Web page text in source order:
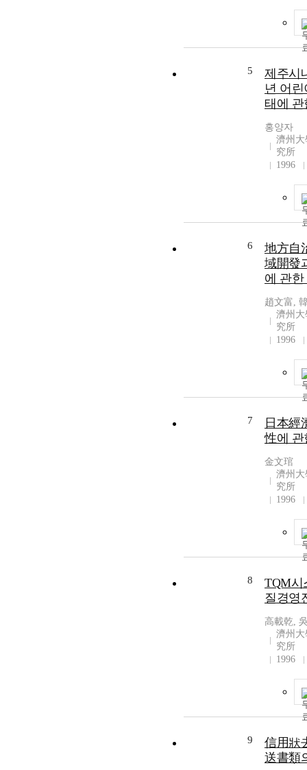
5
제주시
년 어
태에
홍양자
濟州
究所
1996
6
地方自
域開發
에 관한
趙文富,
濟州
究所
1996
7
日本經
性에 관
金文琯
濟州
究所
1996
8
TQM시
질경영
高載乾,
濟州
究所
1996
9
信用狀
送書類